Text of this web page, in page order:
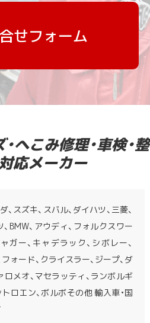
せフォーム
へこみ修理・車検・整
応メーカー
、スズキ、スバル、ダイハツ、三菱、
、BMW、アウディ、フォルクスワー
ガー、キャデラック、シボレー、
ォード、クライスラー、ジープ、ダ
ロメオ、マセラッティ、ランボルギ
ロエン、ボルボその他 輸入車・国